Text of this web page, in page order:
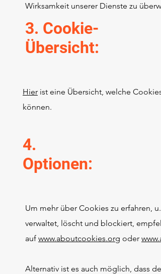
Wirksamkeit unserer Dienste zu
3. Cookie-
Übersicht:
Hier ist eine Übersicht, welche
können.
4.
Optionen:
Um mehr über Cookies zu erfahren,
verwaltet, löscht und blockiert,
auf www.aboutcookies.org oder
Alternativ ist es auch möglich, dass